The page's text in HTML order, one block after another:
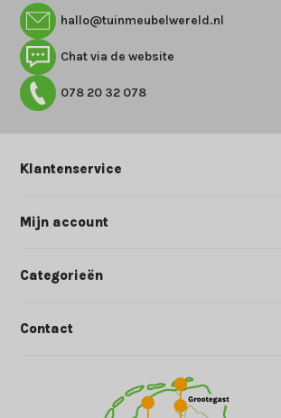
hallo@tuinmeubelwereld.nl
Chat via de website
078 20 32 078
Klantenservice
Mijn account
Categorieën
Contact